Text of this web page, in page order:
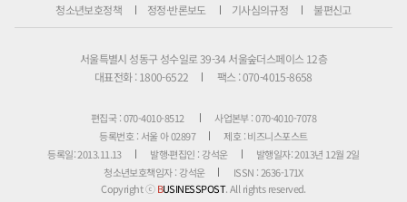
청소년보호정책 정정·반론보도 기사심의규정 불편신고
서울특별시 성동구 성수일로 39-34 서울숲더스페이스 12층
대표전화 : 1800-6522
팩스 : 070-4015-8658
편집국 : 070-4010-8512
사업본부 : 070-4010-7078
등록번호 : 서울 아 02897
제호 : 비즈니스포스트
등록일: 2013.11.13
발행·편집인 : 강석운
발행일자: 2013년 12월 2일
청소년보호책임자 : 강석운
ISSN : 2636-171X
Copyright ⓒBUSINESSPOST. All rights reserved.